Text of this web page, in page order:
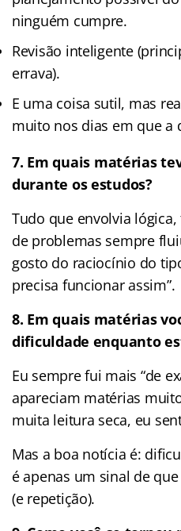
ninguém cumpre.
Revisão inteligente
errava).
E uma coisa sutil, mas
muito nos dias em que a
7. Em quais matérias
durante os estudos?
Tudo que envolvia
de problemas sempre
gosto do raciocínio do
precisa funcionar assim”.
8. Em quais matérias
dificuldade enquanto
Eu sempre fui mais “de
apareciam matérias
muita leitura seca, eu
Mas a boa notícia é:
é apenas um sinal de
(e repetição).